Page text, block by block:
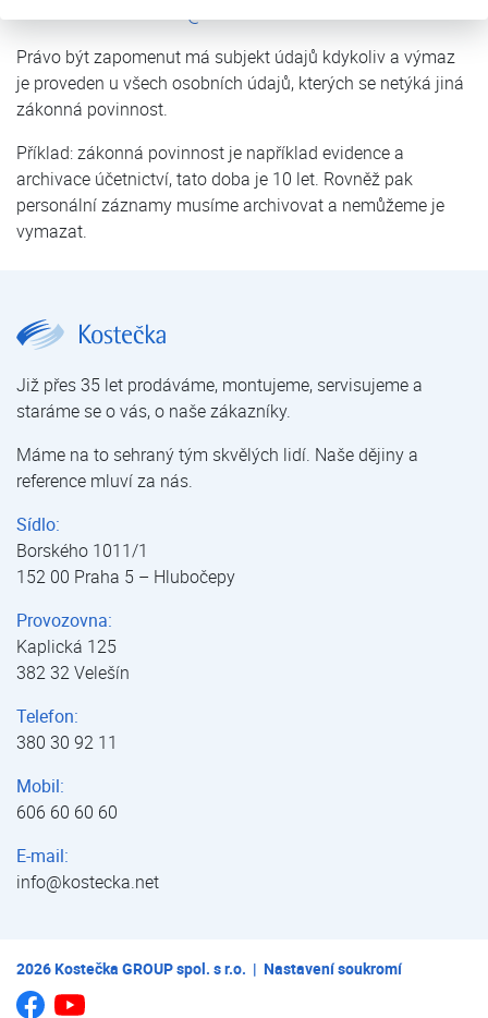
Právo být zapomenut má subjekt údajů kdykoliv a výmaz
je proveden u všech osobních údajů, kterých se netýká jiná
zákonná povinnost.
Příklad: zákonná povinnost je například evidence a
archivace účetnictví, tato doba je 10 let. Rovněž pak
personální záznamy musíme archivovat a nemůžeme je
vymazat.
Již přes 35 let prodáváme, montujeme, servisujeme a
staráme se o vás, o naše zákazníky.
Máme na to sehraný tým skvělých lidí. Naše dějiny a
reference mluví za nás.
Sídlo:
Borského 1011/1
152 00 Praha 5 – Hlubočepy
Provozovna:
Kaplická 125
382 32 Velešín
Telefon:
380 30 92 11
Mobil:
606 60 60 60
E-mail:
info@kostecka.net
2026Kostečka GROUP spol. s r.o. | Nastavení soukromí
Jsme na Facebooku